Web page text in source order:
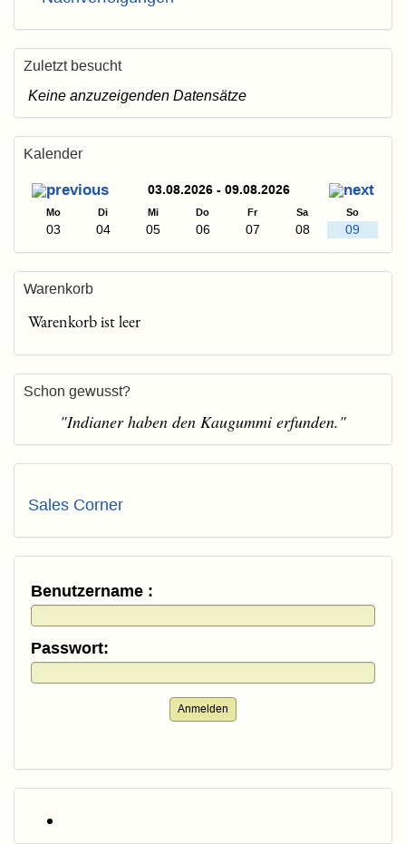
Zuletzt besucht
Keine anzuzeigenden Datensätze
Kalender
03.08.2026 - 09.08.2026
Mo Di Mi Do Fr Sa So
03 04 05 06 07 08 09
Warenkorb
Warenkorb ist leer
Schon gewusst?
"Indianer haben den Kaugummi erfunden."
Sales Corner
Benutzername :
Passwort:
Anmelden